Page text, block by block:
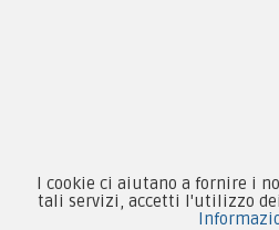
Collezionismo e Vintage
I cookie ci aiutano a fornire i
tali servizi, accetti l'utilizzo dei